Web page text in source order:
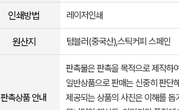
인쇄방법 레이저인쇄
원산지 텀블러(중국산),스틱커피 스페인
판촉상품 안내
판촉물은 판촉을 목적으로 제작하
일반상품으로 판매는 신중히 판단
제공되는 상품의 사진은 이해를